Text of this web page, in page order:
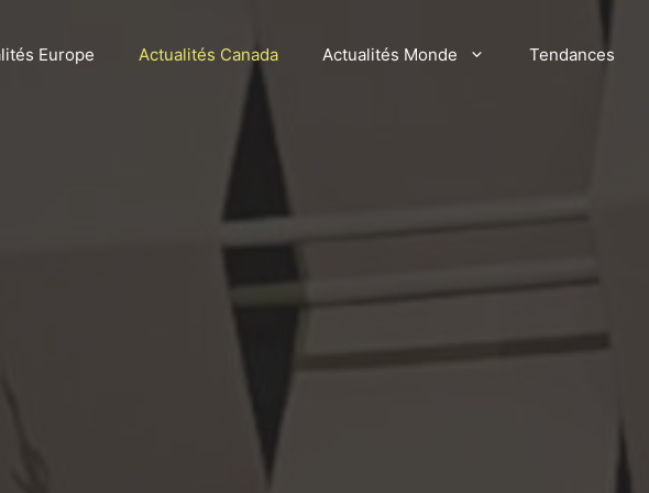
Europe Actualités Canada Actualités Monde Tendances